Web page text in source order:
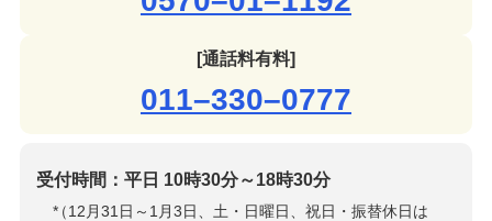
[通話料有料]
011–330–0777
受付時間：平日 10時30分～18時30分
*
（12月31日～1月3日、土・日曜日、祝日・振替休日は